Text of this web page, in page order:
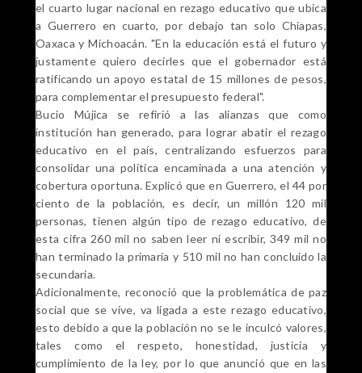
el cuarto lugar nacional en rezago educativo que ubica
a Guerrero en cuarto, por debajo tan solo Chiapas,
Oaxaca y Michoacán. "En la educación está el futuro y
justamente quiero decirles que el gobernador está
ratificando un apoyo estatal de 15 millones de pesos,
para complementar el presupuesto federal".
Bucio Mújica se refirió a las alianzas que como
institución han generado, para lograr abatir el rezago
educativo en el país, centralizando esfuerzos para
consolidar una política encaminada a una atención y
cobertura oportuna. Explicó que en Guerrero, el 44 por
ciento de la población, es decir, un millón 120 mil
personas, tienen algún tipo de rezago educativo, de
esta cifra 260 mil no saben leer ni escribir, 349 mil no
han terminado la primaria y 510 mil no han concluido la
secundaria.
Adicionalmente, reconoció que la problemática de paz
social que se vive, va ligada a este rezago educativo,
esto debido a que la población no se le inculcó valores,
tales como el respeto, honestidad, justicia y
cumplimiento de la ley, por lo que anunció que en las